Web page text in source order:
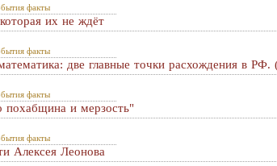
факты
их не ждёт
факты
две главные точки расхождения в РФ.
факты
и мерзость"
факты
Алексея Леонова